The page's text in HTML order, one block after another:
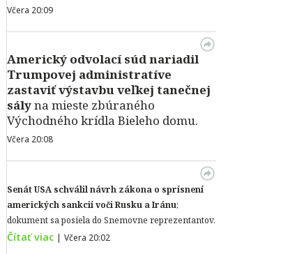
Včera 20:09
Americký odvolací súd nariadil
Trumpovej administratíve
zastaviť výstavbu veľkej tanečnej
sályna mieste zbúraného
Východného krídla Bieleho domu.
Včera 20:08
Senát USA schválil návrh zákona o sprísnení
amerických sankcií voči Rusku a Iránu;
dokument sa posiela do Snemovne reprezentantov.
Čítať viac | Včera 20:02